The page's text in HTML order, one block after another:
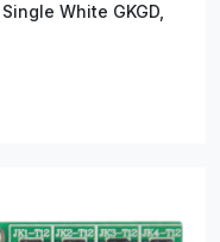
White GKGD,